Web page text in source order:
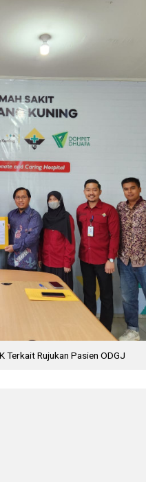
Terkait Rujukan Pasien ODGJ